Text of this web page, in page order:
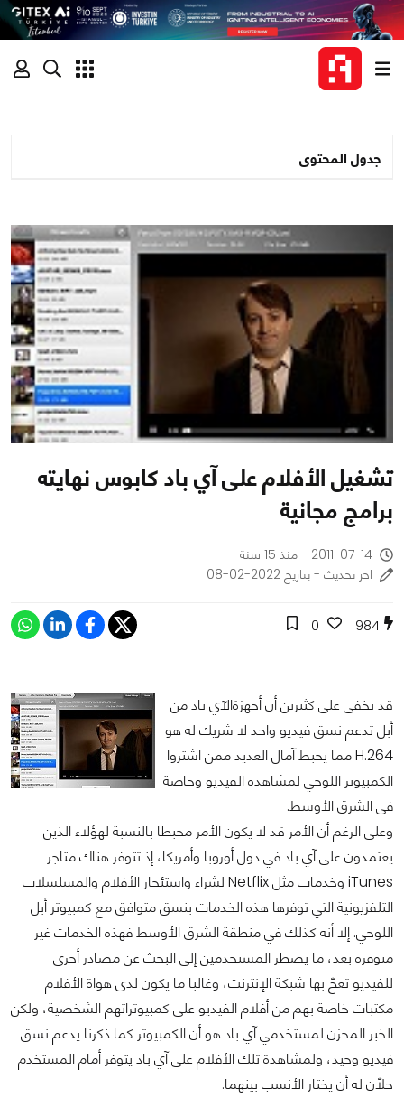
جدول المحتوى
تشغيل الأفلام على آي باد كابوس نهايته
برامج مجانية
2011-07-14 - منذ 15 سنة
اخر تحديث - بتاريخ 2022-02-08
984
0
قد يخفى على كثيرين أن أجهزةالآي باد من
أبل تدعم نسق فيديو واحد لا شريك له هو
H.264 مما يحبط آمال العديد ممن اشتروا
الكمبيوتر اللوحي لمشاهدة الفيديو وخاصة
فى الشرق الأوسط.
وعلى الرغم أن الأمر قد لا يكون الأمر محبطا بالنسبة لهؤلاء الذين
يعتمدون على آي باد في دول أوروبا وأمريكا، إذ تتوفر هناك متاجر
iTunes وخدمات مثل Netflix لشراء واستئجار الأفلام والمسلسلات
التلفزيونية التي توفرها هذه الخدمات بنسق متوافق مع كمبيوتر أبل
اللوحي. إلا أنه كذلك في منطقة الشرق الأوسط فهذه الخدمات غير
متوفرة بعد، ما يضطر المستخدمين إلى البحث عن مصادر أخرى
للفيديو تعجّ بها شبكة الإنترنت، وغالبا ما يكون لدى هواة الأفلام
مكتبات خاصة بهم من أفلام الفيديو على كمبيوتراتهم الشخصية، ولكن
الخبر المحزن لمستخدمي آي باد هو أن الكمبيوتر كما ذكرنا يدعم نسق
فيديو وحيد، ولمشاهدة تلك الأفلام على آي باد يتوفر أمام المستخدم
حلّان له أن يختار الأنسب بينهما.